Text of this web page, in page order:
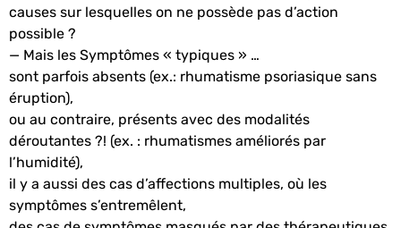
causes sur lesquelles on ne possède pas d’action
possible ?
— Mais les Symptômes « typiques » …
sont parfois absents (ex.: rhumatisme psoriasique sans
éruption),
ou au contraire, présents avec des modalités
déroutantes ?! (ex. : rhumatismes améliorés par
l’humidité),
il y a aussi des cas d’affections multiples, où les
symptômes s’entremêlent,